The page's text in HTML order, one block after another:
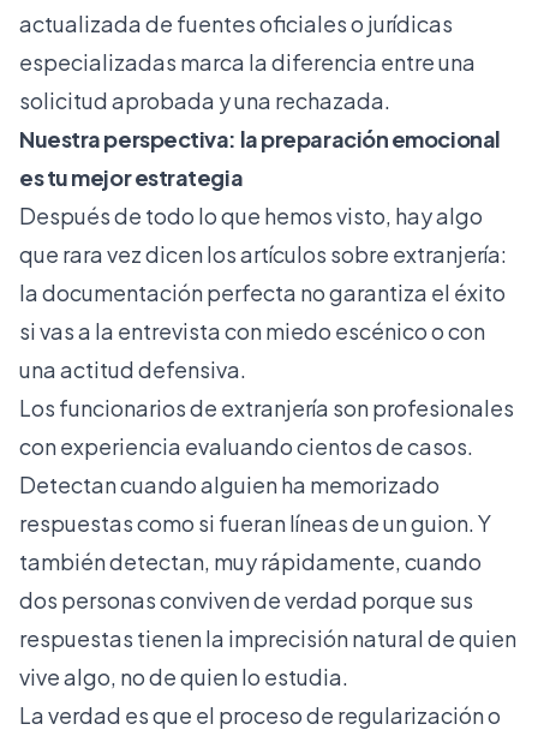
actualizada de fuentes oficiales o jurídicas
especializadas marca la diferencia entre una
solicitud aprobada y una rechazada.
Nuestra perspectiva: la preparación emocional
es tu mejor estrategia
Después de todo lo que hemos visto, hay algo
que rara vez dicen los artículos sobre extranjería:
la documentación perfecta no garantiza el éxito
si vas a la entrevista con miedo escénico o con
una actitud defensiva.
Los funcionarios de extranjería son profesionales
con experiencia evaluando cientos de casos.
Detectan cuando alguien ha memorizado
respuestas como si fueran líneas de un guion. Y
también detectan, muy rápidamente, cuando
dos personas conviven de verdad porque sus
respuestas tienen la imprecisión natural de quien
vive algo, no de quien lo estudia.
La verdad es que el proceso de regularización o